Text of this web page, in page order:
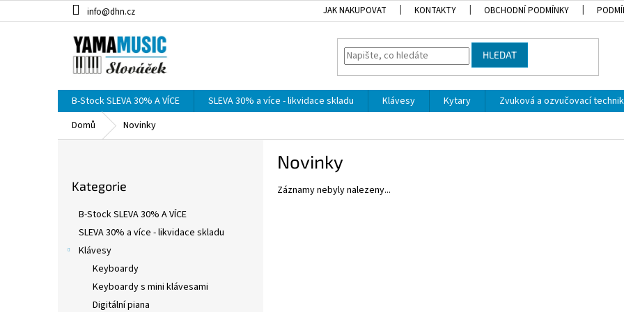
na
info@dhn.cz JAK NAKUPOVAT KONTAKTY OBCHODNÍ PODMÍNKY
HLEDAT
B-Stock SLEVA 30% A VÍCE SLEVA 30% a více - likvidace skladu Klávesy Kytary Zvuková a ozvučovací
Domů
Novinky
kategorie
Kategorie
B-Stock SLEVA 30% A VÍCE
SLEVA 30% a více - likvidace skladu
Klávesy
Keyboardy
Keyboardy s mini klávesami
Digitální piana
Novinky
Záznamy nebyly nalezeny...